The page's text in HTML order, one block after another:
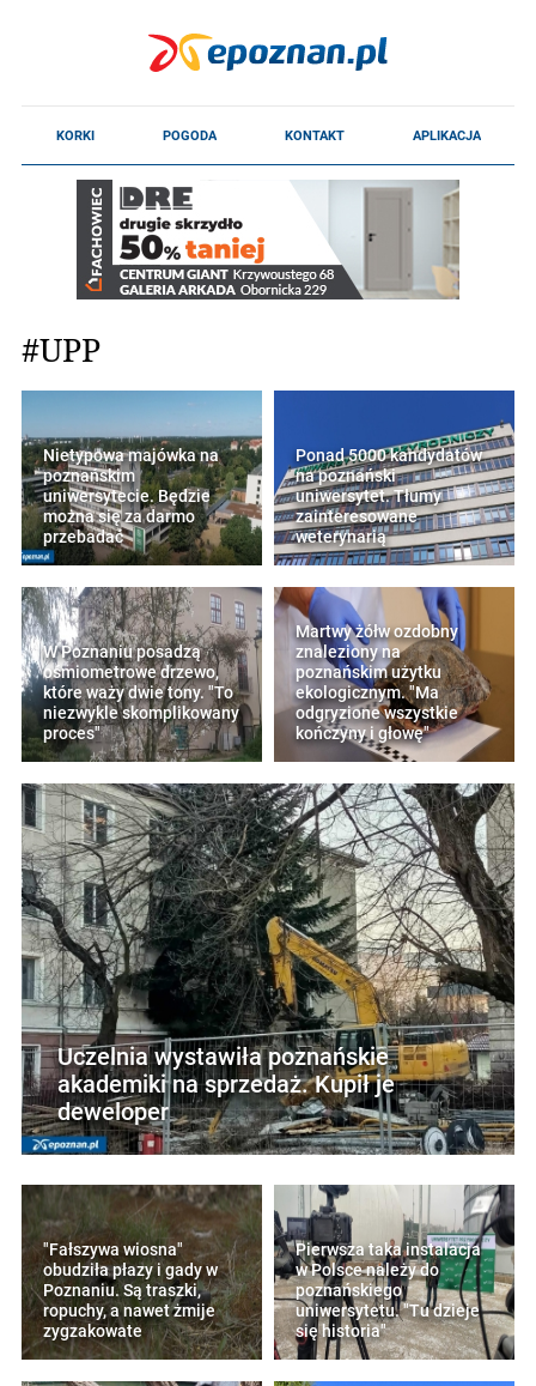
#UPP
Nietypowa majówka na
poznańskim
uniwersytecie. Będzie
można się za darmo
przebadać
Ponad 5000 kandydatów
na poznański
uniwersytet. Tłumy
zainteresowane
weterynarią
W Poznaniu posadzą
ośmiometrowe drzewo,
które waży dwie tony. "To
niezwykle skomplikowany
proces"
Martwy żółw ozdobny
znaleziony na
poznańskim użytku
ekologicznym. "Ma
odgryzione wszystkie
kończyny i głowę"
Uczelnia wystawiła poznańskie
akademiki na sprzedaż. Kupił je
deweloper
"Fałszywa wiosna"
obudziła płazy i gady w
Poznaniu. Są traszki,
ropuchy, a nawet żmije
zygzakowate
Pierwsza taka instalacja
w Polsce należy do
poznańskiego
uniwersytetu. "Tu dzieje
się historia"